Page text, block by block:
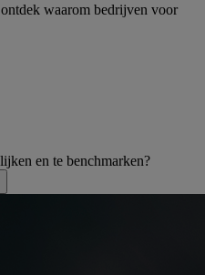
waarom bedrijven voor
en te benchmarken?